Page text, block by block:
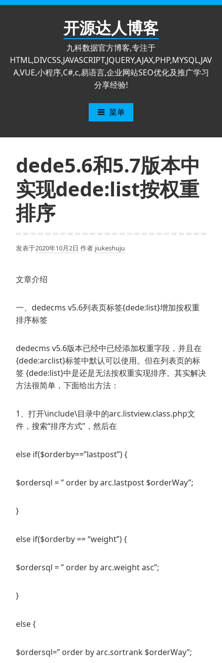
跳
开源达人博客
九科数据官方博客,专注于
HTML,DIVCSS,JAVASCRIPT,JQUERY,AJAX,PHP,MYSQL,JAV
A,VUE,小程序,C#,c,易语言,企业网站SEO优化及推广学习
分享经验!
菜单
dede5.6和5.7版本中
实现dede:list按权重
排序
发表于2020年10月2日 作者 jiukeshuju
文章介绍
一、dedecms v5.6列表页标签{dede:list}增加按权重
排序标签
dedecms v5.6版本已经中已经添加权重字段，并且在
{dede:arclist}标签中默认可以使用。但在列表页的标
签 {dede:list}中是还是无法按权重实现排序。其实解决
方法很简单，下面给出方法：
1、打开\include\目录中的arc.listview.class.php文
件，搜索“排序方式”，然后在
else if($orderby==”lastpost”) {
$ordersql = ” order by arc.lastpost $orderWay”;
}
else if($orderby == “weight”) {
$ordersql = ” order by arc.weight asc”;
}
else {
$ordersql=” order by arc.sortrank $orderWay”;